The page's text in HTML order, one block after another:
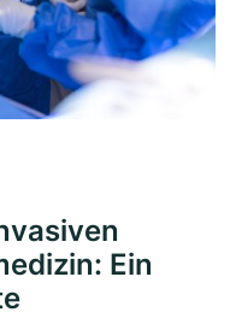
Ein